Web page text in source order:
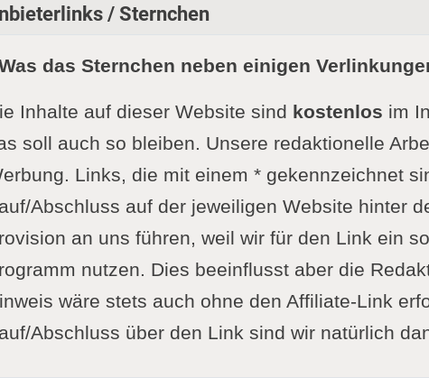
/ Sternchen
das Sternchen neben einigen
Inhalte auf dieser Website sind kostenlos im
soll auch so bleiben. Unsere redaktionelle
Links, die mit einem * gekennzeichnet
Abschluss auf der jeweiligen Website hinter
an uns führen, weil wir für den Link ein
nutzen. Dies beeinflusst aber die
wäre stets auch ohne den Affiliate-Link
Abschluss über den Link sind wir natürlich